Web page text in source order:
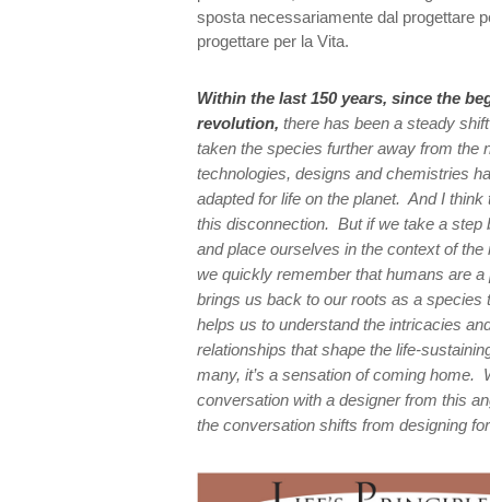
sposta necessariamente dal progettare
progettare per la Vita.
Within the last 150 years, since the
revolution, there has been a steady
taken the species further away from the
technologies, designs and chemistries
adapted for life on the planet. And I think
this disconnection. But if we take a step
and place ourselves in the context of the
we quickly remember that humans are
brings us back to our roots as a species
helps us to understand the intricacies
relationships that shape the life-
many, it’s a sensation of coming home.
conversation with a designer from this
the conversation shifts from designing